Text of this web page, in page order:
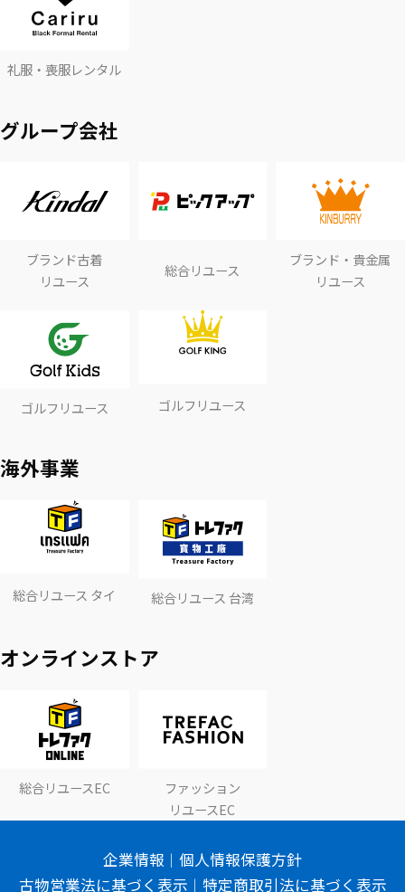
礼服・喪服レンタル
グループ会社
ブランド古着
リユース
総合リユース
ブランド・貴金属
リユース
ゴルフリユース ゴルフリユース
海外事業
総合リユース タイ 総合リユース 台湾
オンラインストア
総合リユースEC
ファッション
リユースEC
企業情報
個人情報保護方針
古物営業法に基づく表示
特定商取引法に基づく表示